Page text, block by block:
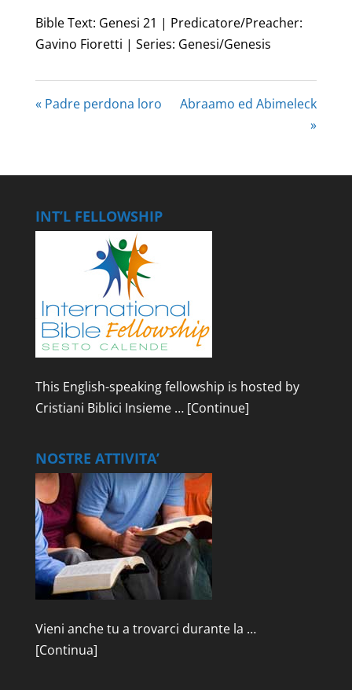
Bible Text: Genesi 21 | Predicatore/Preacher:
Gavino Fioretti | Series: Genesi/Genesis
« Padre perdona loro
Abraamo ed Abimeleck
»
INT’L FELLOWSHIP
This English-speaking fellowship is hosted by
Cristiani Biblici Insieme … [Continue]
NOSTRE ATTIVITA’
Vieni anche tu a trovarci durante la …
[Continua]